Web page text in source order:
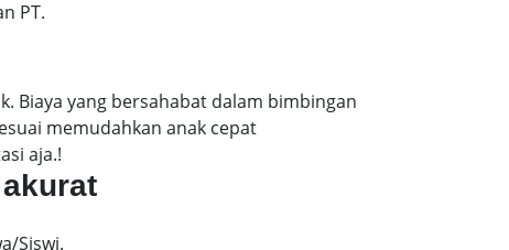
PT.
Biaya yang bersahabat dalam bimbingan
memudahkan anak cepat
aja.!
Siswi.